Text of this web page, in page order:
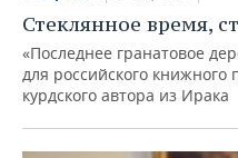
Стеклянное время,
«Последнее гранатовое
для российского
курдского автора из Ирака